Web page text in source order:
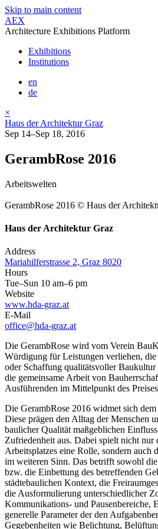
Skip to main content
AEX
Architecture Exhibitions Platform
Exhibitions
Institutions
en
de
×
Haus der Architektur Graz
Sep 14–Sep 18, 2016
GerambRose 2016
Arbeitswelten
GerambRose 2016 © Haus der
Haus der Architektur Graz
Address
Mariahilferstrasse 2, Graz 8020
Hours
Tue–Sun 10 am–6 pm
Website
www.hda-graz.at
E-Mail
office@hda-graz.at
Die GerambRose wird vom Verein
Würdigung für Leistungen verliehen,
oder Schaffung qualitätsvoller
die gemeinsame Arbeit von
Ausführenden im Mittelpunkt des
Die GerambRose 2016 widmet sich
Diese prägen den Alltag der Menschen
baulicher Qualität maßgeblichen
Zufriedenheit aus. Dabei spielt nicht nur
Arbeitsplatzes eine Rolle, sondern auch
im weiteren Sinn. Das betrifft sowohl
bzw. die Einbettung des betreffenden
städtebaulichen Kontext, die
die Ausformulierung unterschiedlicher
Kommunikations- und Pausenbereiche,
generelle Parameter der den
Gegebenheiten wie Belichtung,